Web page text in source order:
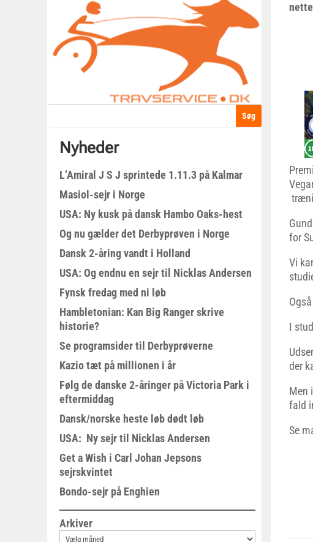
Nyheder
L’Amiral J S J sprintede 1.11.3 på Kalmar
Masiol-sejr i Norge
USA: Ny kusk på dansk Hambo Oaks-hest
Og nu gælder det Derbyprøven i Norge
Dansk 2-åring vandt i Holland
USA: Og endnu en sejr til Nicklas Andersen
Fynsk fredag med ni løb
Hambletonian: Kan Big Ranger skrive
historie?
Se programsider til Derbyprøverne
Kazio tæt på millionen i år
Følg de danske 2-åringer på Victoria Park i
eftermiddag
Dansk/norske heste løb dødt løb
USA: Ny sejr til Nicklas Andersen
Get a Wish i Carl Johan Jepsons
sejrskvintet
Bondo-sejr på Enghien
Arkiver
for
Vi
I
der
Men
fald
Se